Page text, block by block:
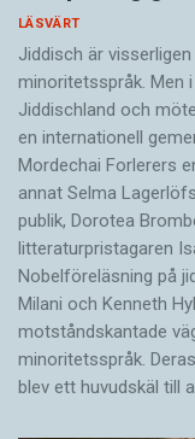
LÄSVÄRT
Jiddisch är
minoritetsspråk. Men
Jiddischland och
en internationell
Morde­chai Forlerers
annat Selma
publik, Dorotea
litteraturpristagaren
Nobelföreläsning på
Milani och Kenneth
motståndskantade
minoritetsspråk.
blev ett huvud­skäl till